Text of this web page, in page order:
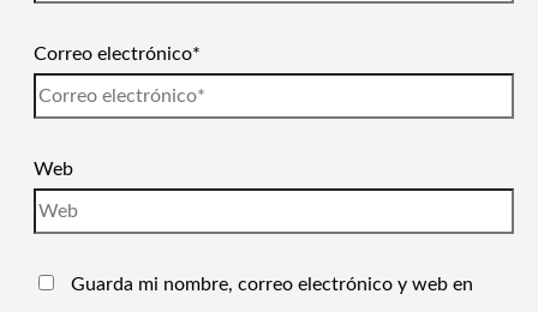
Correo electrónico*
Web
Guarda mi nombre, correo electrónico y web en